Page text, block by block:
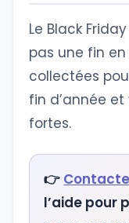
Le Black
pas une fin en
collectées
fin d’année
fortes.
👉
l’aide pour